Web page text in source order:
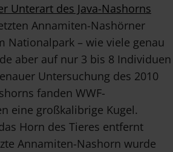
Unterart des Java-Nashorns
Annamiten-Nashörner
Nationalpark – wie viele genau
aber auf nur 3 bis 8 Individuen
Untersuchung des 2010
fanden WWF-
eine großkalibrige Kugel.
Horn des Tieres entfernt
Annamiten-Nashorn wurde